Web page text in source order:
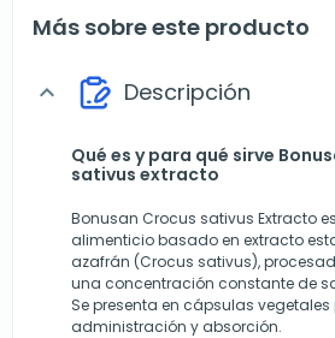
Más sobre este producto
expand_more Descripción
Qué es y para qué sirve
sativus extracto
Bonusan Crocus sativus Extracto
alimenticio basado en extracto
azafrán (Crocus sativus),
una concentración constante de
Se presenta en cápsulas
administración y absorción.